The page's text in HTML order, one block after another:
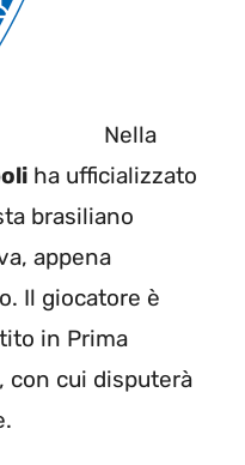
Nella
ha ufficializzato
brasiliano
appena
Il giocatore è
in Prima
, con cui disputerà